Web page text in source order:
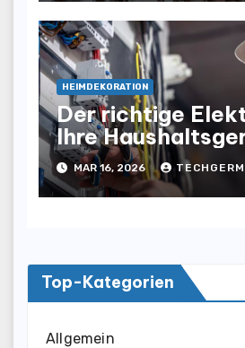
HEIMDEKORATION
Der richtige
Ihre
Ratgeber
MAR 16, 2026 TECHGERM
Top-Kategorien
Allgemein